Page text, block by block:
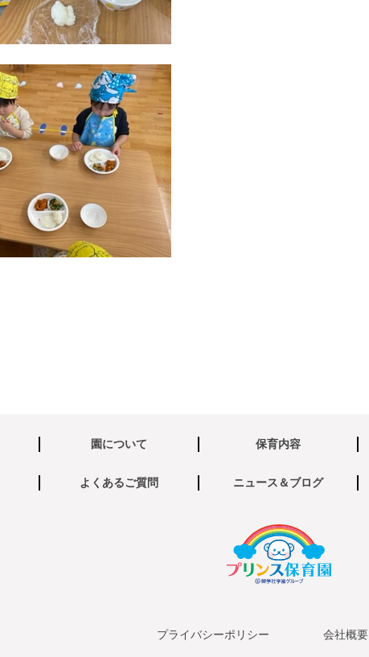
園について 保育内容
よくあるご質問 ニュース＆ブログ
プライバシーポリシー 会社概要